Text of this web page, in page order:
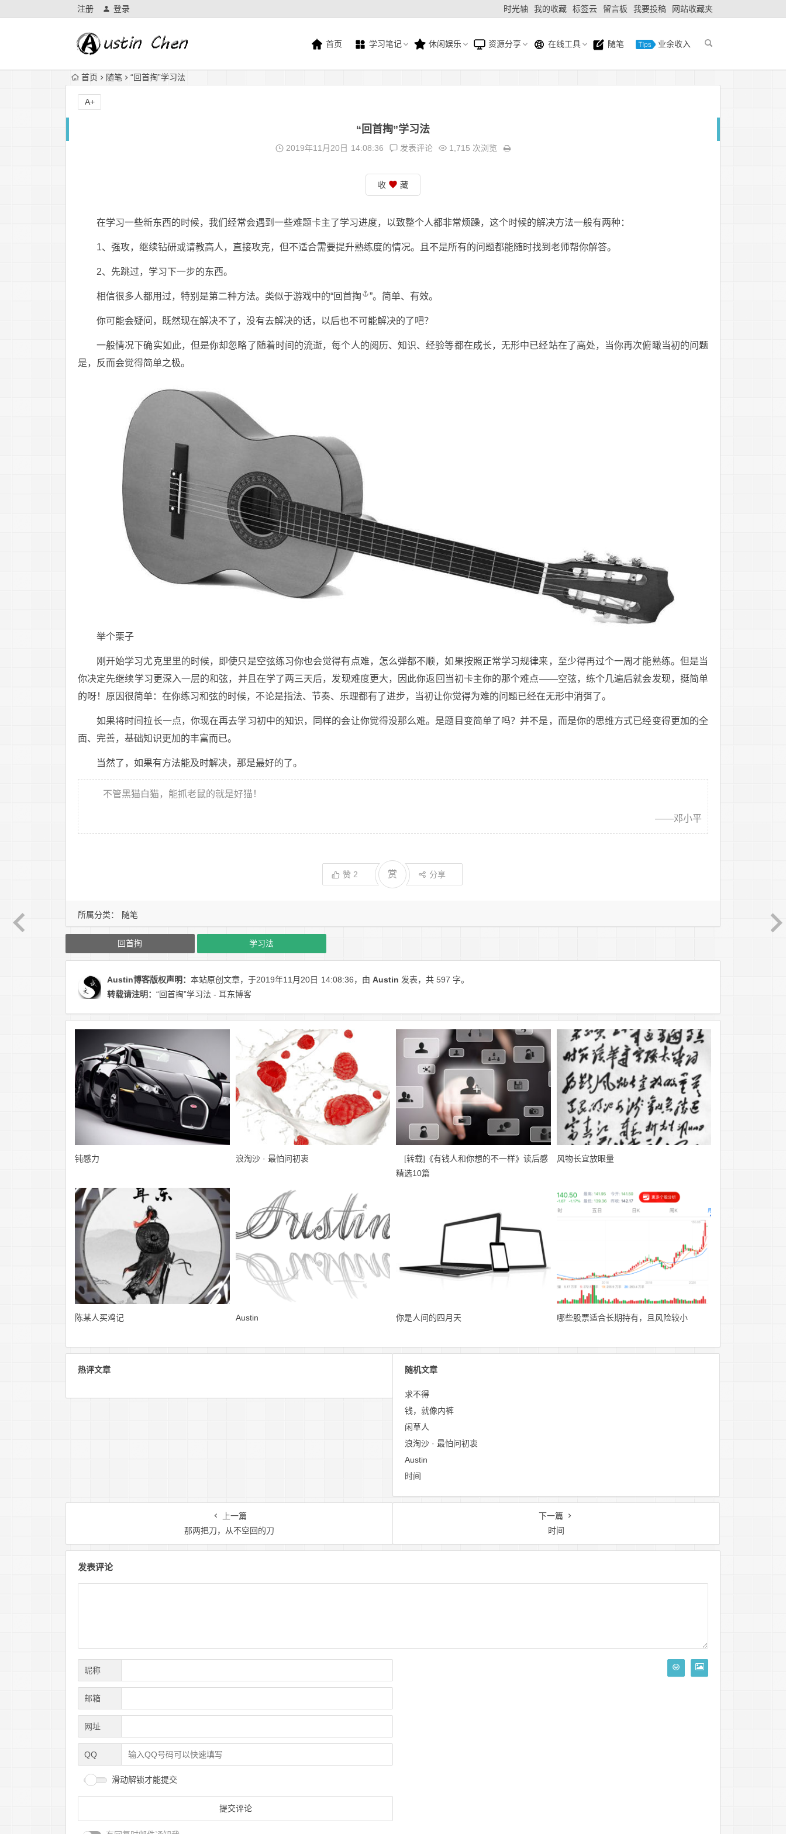
注册 登录 时光轴 我的收藏 标签云 留言板 我要投稿 网站收藏夹
首页 学习笔记 休闲娱乐 资源分享 在线工具 随笔 业余收入
首页 随笔 “回首掏”学习法
“回首掏”学习法
2019年11月20日 14:08:36 发表评论 1,715 次浏览
收 藏
在学习一些新东西的时候，我们经常会遇到一些难题卡主了学习进度，以致整个人都非常烦躁，这个时候的解决方法一般有两种：
1、强攻，继续钻研或请教高人，直接攻克，但不适合需要提升熟练度的情况。且不是所有的问题都能随时找到老师帮你解答。
2、先跳过，学习下一步的东西。
相信很多人都用过，特别是第二种方法。类似于游戏中的“回首掏 ”。简单、有效。
你可能会疑问，既然现在解决不了，没有去解决的话，以后也不可能解决的了吧？
一般情况下确实如此，但是你却忽略了随着时间的流逝，每个人的阅历、知识、经验等都在成长，无形中已经站在了高处，当你再次俯瞰当初的问题
是，反而会觉得简单之极。
举个栗子
刚开始学习尤克里里的时候，即使只是空弦练习你也会觉得有点难，怎么弹都不顺，如果按照正常学习规律来，至少得再过个一周才能熟练。但是当
你决定先继续学习更深入一层的和弦，并且在学了两三天后，发现难度更大，因此你返回当初卡主你的那个难点——空弦，练个几遍后就会发现，挺简单
的呀！原因很简单：在你练习和弦的时候，不论是指法、节奏、乐理都有了进步，当初让你觉得为难的问题已经在无形中消弭了。
如果将时间拉长一点，你现在再去学习初中的知识，同样的会让你觉得没那么难。是题目变简单了吗？并不是，而是你的思维方式已经变得更加的全
面、完善，基础知识更加的丰富而已。
当然了，如果有方法能及时解决，那是最好的了。
不管黑猫白猫，能抓老鼠的就是好猫！
——邓小平
赞 2 赏 分享
A+
所属分类： 随笔
回首掏 学习法
Austin博客版权声明： 本站原创文章，于2019年11月20日 14:08:36，由 Austin 发表，共 597 字。
转载请注明： “回首掏”学习法 - 耳东博客
钝感力 浪淘沙 · 最怕问初衷
[转载]《有钱人和你想的不一样》读后感
精选10篇
风物长宜放眼量
陈某人买鸡记 Austin 你是人间的四月天 哪些股票适合长期持有，且风险较小
热评文章 随机文章
求不得
钱，就像内裤
闲草人
浪淘沙 · 最怕问初衷
Austin
时间
上一篇
那两把刀，从不空回的刀
下一篇
时间
发表评论
昵称
邮箱
网址
QQ
滑动解锁才能提交